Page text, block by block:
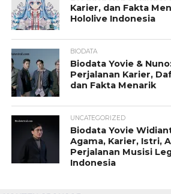
Karier, dan Fakta
Hololive Indonesia
BIODATA
Biodata Yovie &
Perjalanan Karier,
dan Fakta Menarik
UNCATEGORIZED
Biodata Yovie
Agama, Karier, Istri,
Perjalanan Musisi
Indonesia